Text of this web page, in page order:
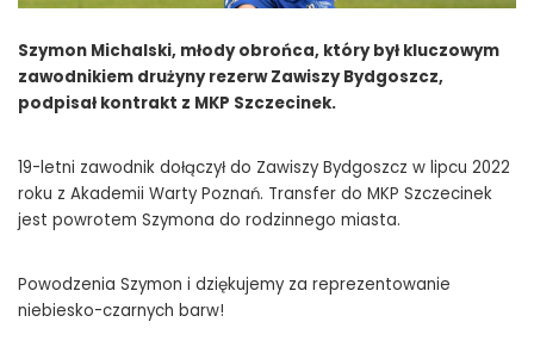
Szymon Michalski, młody obrońca, który był kluczowym
zawodnikiem drużyny rezerw Zawiszy Bydgoszcz,
podpisał kontrakt z MKP Szczecinek.
19-letni zawodnik dołączył do Zawiszy Bydgoszcz w lipcu 2022
roku z Akademii Warty Poznań. Transfer do MKP Szczecinek
jest powrotem Szymona do rodzinnego miasta.
Powodzenia Szymon i dziękujemy za reprezentowanie
niebiesko-czarnych barw!